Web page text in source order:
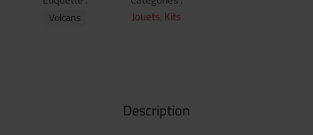
Volcans
Jouets, Kits
Description